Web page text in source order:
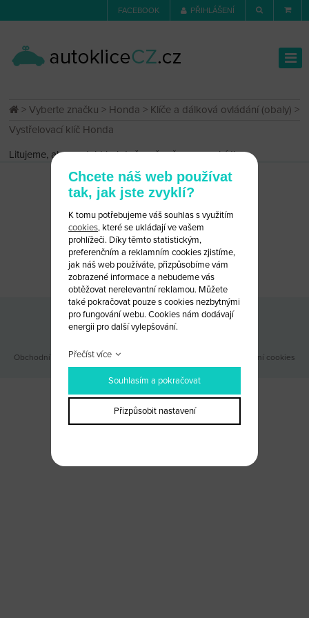
FACEBOOK PŘIHLÁŠENÍ
>Vyberte značku > Honda > Klíče a dálková ovládání (obaly) >
Vystřelovací klíč Honda
Litujeme, ale produkt byl dočasně vyřazen z nabídky.
CHCETE PORADIT?NAPIŠTE NÁM
Odběr novinek
Obchodní podmínky| Webové stránky ©2026 PANKREA Nastavení cookies
Chcete náš web používat
tak, jak jste zvyklí?
K tomu potřebujeme váš souhlas s využitím
cookies, které se ukládají ve vašem
prohlížeči. Díky těmto statistickým,
preferenčním a reklamním cookies zjistíme,
jak náš web používáte, přizpůsobíme vám
zobrazené informace a nebudeme vás
obtěžovat nerelevantní reklamou. Můžete
také pokračovat pouze s cookies nezbytnými
pro fungování webu. Cookies nám dodávají
energii pro další vylepšování.
Přečíst více
Souhlasím a pokračovat
Přizpůsobit nastavení